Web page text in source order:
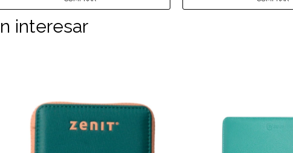
interesar